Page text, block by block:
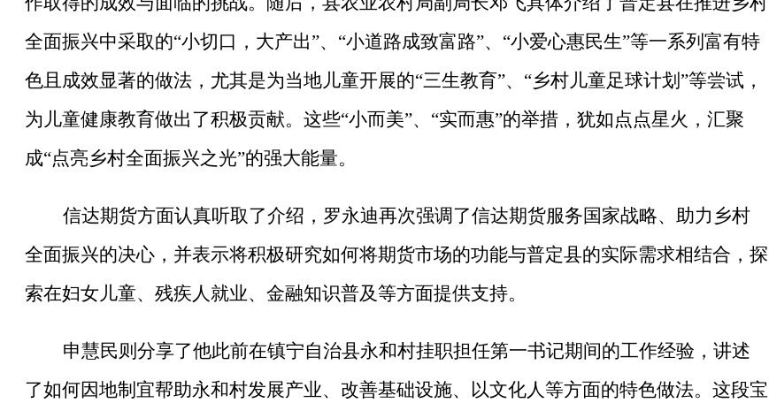
全面振兴中采取的“小切口，大产出”、“小道路成致富路”、“小爱心惠民生”等一系列富有特
色且成效显著的做法，尤其是为当地儿童开展的“三生教育”、“乡村儿童足球计划”等尝试，
为儿童健康教育做出了积极贡献。这些“小而美”、“实而惠”的举措，犹如点点星火，汇聚
成“点亮乡村全面振兴之光”的强大能量。
信达期货方面认真听取了介绍，罗永迪再次强调了信达期货服务国家战略、助力乡村
全面振兴的决心，并表示将积极研究如何将期货市场的功能与普定县的实际需求相结合，探
索在妇女儿童、残疾人就业、金融知识普及等方面提供支持。
申慧民则分享了他此前在镇宁自治县永和村挂职担任第一书记期间的工作经验，讲述
了如何因地制宜帮助永和村发展产业、改善基础设施、以文化人等方面的特色做法。这段宝